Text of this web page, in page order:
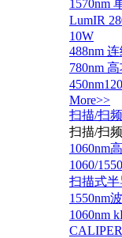
1570nm
LumIR
10W
488nm
780nm
More>>
扫描/扫
扫描/扫
1060nm
1060/
扫描式半
1550nm
1060nm